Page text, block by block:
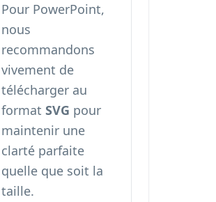
Pour PowerPoint,
nous
recommandons
vivement de
télécharger au
formatSVG pour
maintenir une
clarté parfaite
quelle que soit la
taille.